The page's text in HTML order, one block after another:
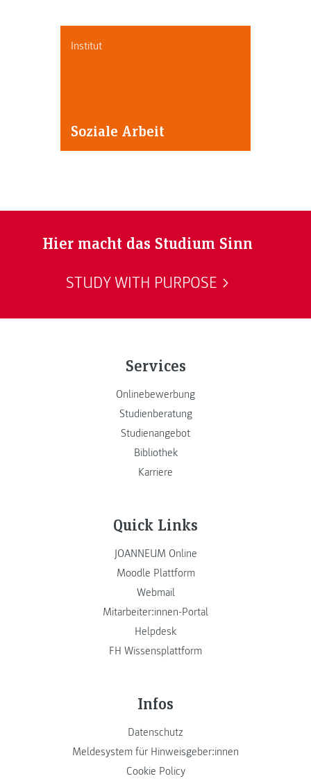
Institut
Soziale Arbeit
Hier macht das Studium Sinn
STUDY WITH PURPOSE
Services
Onlinebewerbung
Studienberatung
Studienangebot
Bibliothek
Karriere
Quick Links
JOANNEUM Online
Moodle Plattform
Webmail
Mitarbeiter:innen-Portal
Helpdesk
FH Wissensplattform
Infos
Datenschutz
Meldesystem für Hinweisgeber:innen
Cookie Policy